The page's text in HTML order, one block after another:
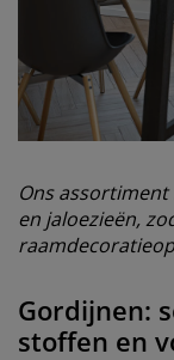
Ons
en jaloezieën,
Gordijnen:
stoffen en